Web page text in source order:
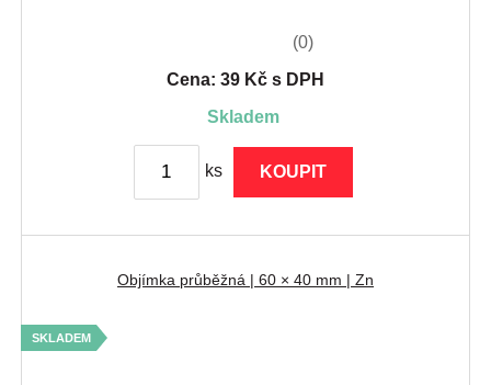
(0)
Cena: 39 Kč s DPH
skladem
ks KOUPIT
Objímka průběžná | 60 × 40 mm | Zn
SKLADEM